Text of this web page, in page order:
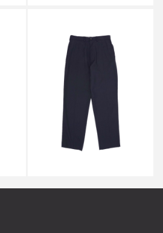
CAMISAS MANOLO
WOOL PANTS NAVY
￥79,200
￥55,000